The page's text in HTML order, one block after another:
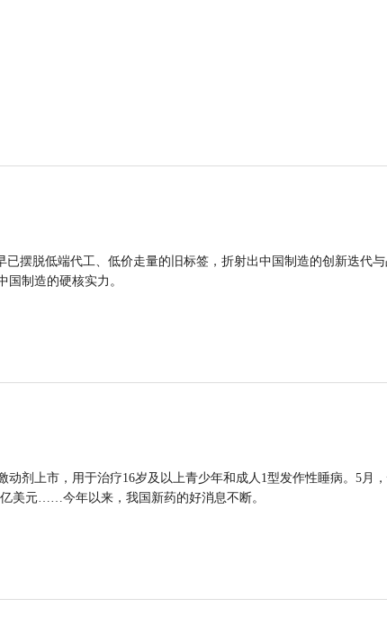
摆脱低端代工、低价走量的旧标签，折射出中国制造的创新迭代
制造的硬核实力。
剂上市，用于治疗16岁及以上青少年和成人1型发作性睡病。5月
美元……今年以来，我国新药的好消息不断。